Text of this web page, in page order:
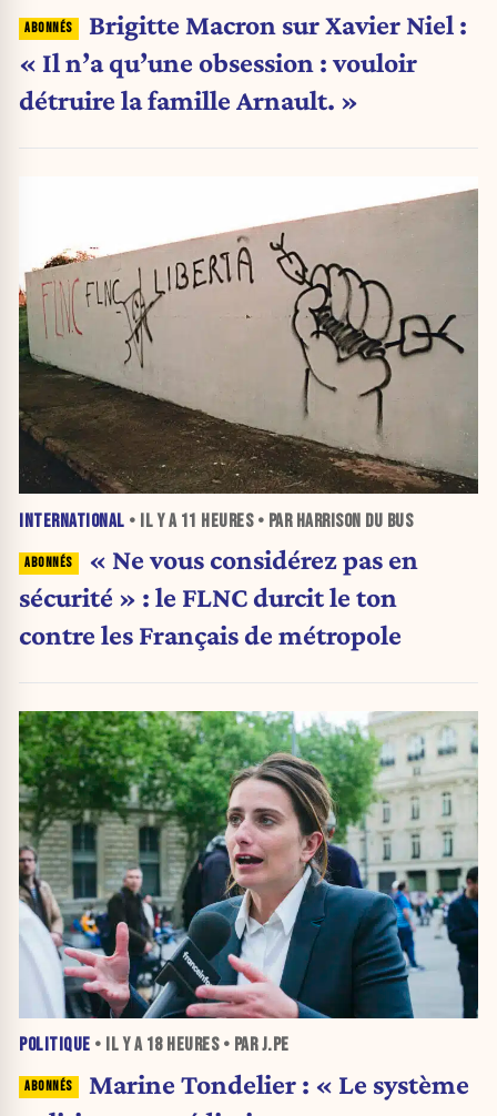
Brigitte Macron sur Xavier Niel :
« Il n’a qu’une obsession : vouloir
détruire la famille Arnault. »
INTERNATIONAL • IL Y A 11 HEURES• PAR HARRISON DU BUS
« Ne vous considérez pas en
sécurité » : le FLNC durcit le ton
contre les Français de métropole
POLITIQUE • IL Y A 18 HEURES• PAR J.PE
Marine Tondelier : « Le système